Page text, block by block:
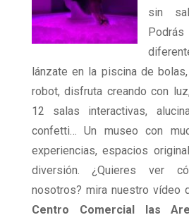
sin
lánzate en la piscina de
robot, disfruta creando con
12 salas interactivas,
confetti… Un museo con
experiencias, espacios
diversión. ¿Quieres ver
nosotros? mira nuestro vídeo
Centro Comercial las